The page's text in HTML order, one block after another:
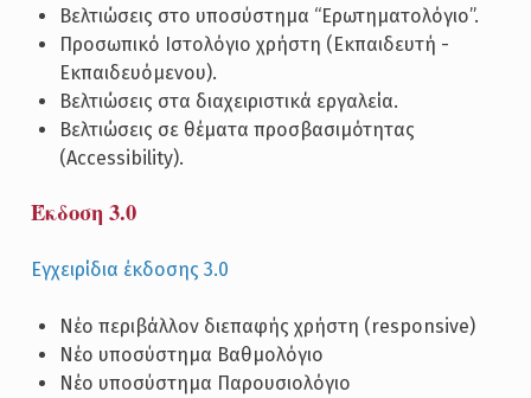
Βελτιώσεις στο υποσύστημα “Ερωτηματολόγιο”.
Προσωπικό Ιστολόγιο χρήστη (Εκπαιδευτή -
Εκπαιδευόμενου).
Βελτιώσεις στα διαχειριστικά εργαλεία.
Βελτιώσεις σε θέματα προσβασιμότητας
(Accessibility).
Έκδοση 3.0
Εγχειρίδια έκδοσης 3.0
Νέο περιβάλλον διεπαφής χρήστη (responsive)
Νέο υποσύστημα Βαθμολόγιο
Νέο υποσύστημα Παρουσιολόγιο